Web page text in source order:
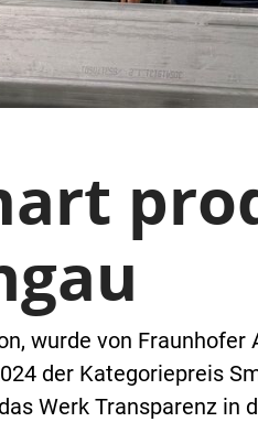
wurde von
der Kategoriepreis
Werk Transparenz in